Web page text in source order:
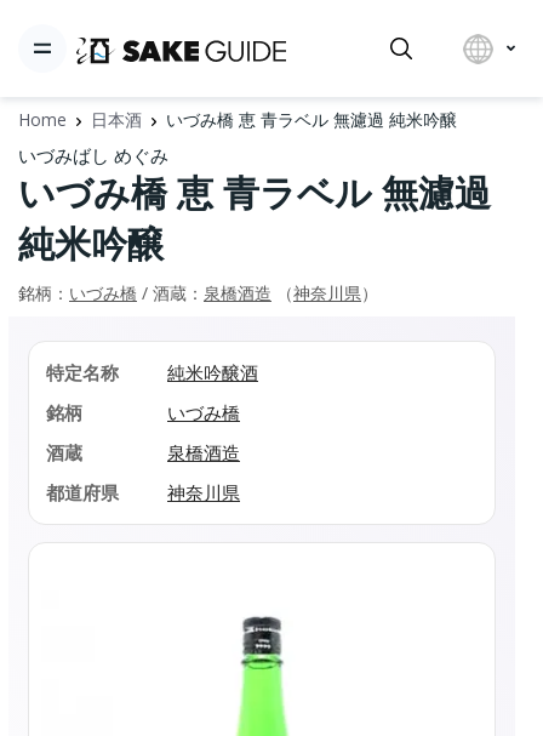
Home 日本酒 いづみ橋 恵 青ラベル 無濾過 純米吟醸
いづみばし めぐみ
いづみ橋 恵 青ラベル 無濾過
純米吟醸
銘柄： いづみ橋 / 酒蔵： 泉橋酒造 （神奈川県）
特定名称
純米吟醸酒
銘柄
いづみ橋
酒蔵
泉橋酒造
都道府県
神奈川県